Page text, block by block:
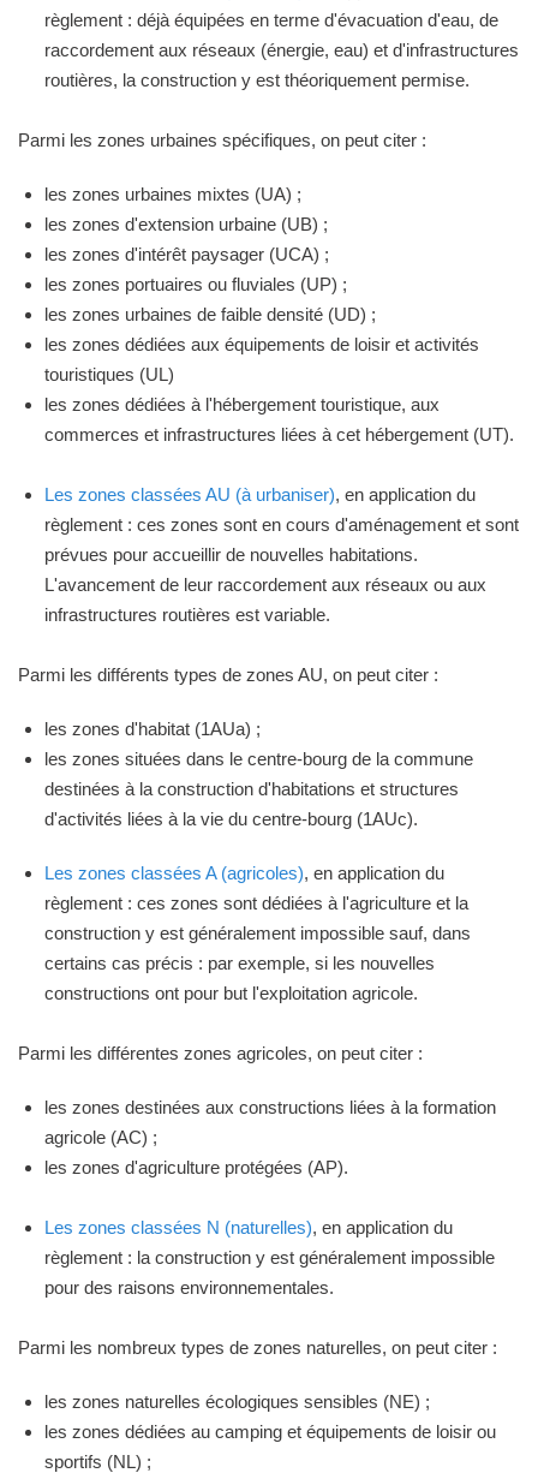
règlement : déjà équipées en terme d'évacuation d'eau, de
raccordement aux réseaux (énergie, eau) et d'infrastructures
routières, la construction y est théoriquement permise.
Parmi les zones urbaines spécifiques, on peut citer :
les zones urbaines mixtes (UA) ;
les zones d'extension urbaine (UB) ;
les zones d'intérêt paysager (UCA) ;
les zones portuaires ou fluviales (UP) ;
les zones urbaines de faible densité (UD) ;
les zones dédiées aux équipements de loisir et activités
touristiques (UL)
les zones dédiées à l'hébergement touristique, aux
commerces et infrastructures liées à cet hébergement (UT).
Les zones classées AU (à urbaniser), en application du
règlement : ces zones sont en cours d'aménagement et sont
prévues pour accueillir de nouvelles habitations.
L'avancement de leur raccordement aux réseaux ou aux
infrastructures routières est variable.
Parmi les différents types de zones AU, on peut citer :
les zones d'habitat (1AUa) ;
les zones situées dans le centre-bourg de la commune
destinées à la construction d'habitations et structures
d'activités liées à la vie du centre-bourg (1AUc).
Les zones classées A (agricoles), en application du
règlement : ces zones sont dédiées à l'agriculture et la
construction y est généralement impossible sauf, dans
certains cas précis : par exemple, si les nouvelles
constructions ont pour but l'exploitation agricole.
Parmi les différentes zones agricoles, on peut citer :
les zones destinées aux constructions liées à la formation
agricole (AC) ;
les zones d'agriculture protégées (AP).
Les zones classées N (naturelles), en application du
règlement : la construction y est généralement impossible
pour des raisons environnementales.
Parmi les nombreux types de zones naturelles, on peut citer :
les zones naturelles écologiques sensibles (NE) ;
les zones dédiées au camping et équipements de loisir ou
sportifs (NL) ;